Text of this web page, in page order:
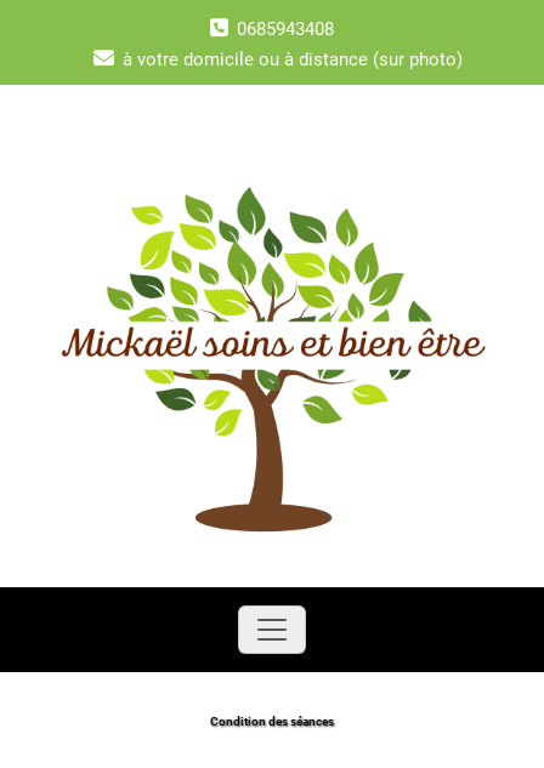
0685943408
à votre domicile ou à distance (sur photo)
Condition des séances